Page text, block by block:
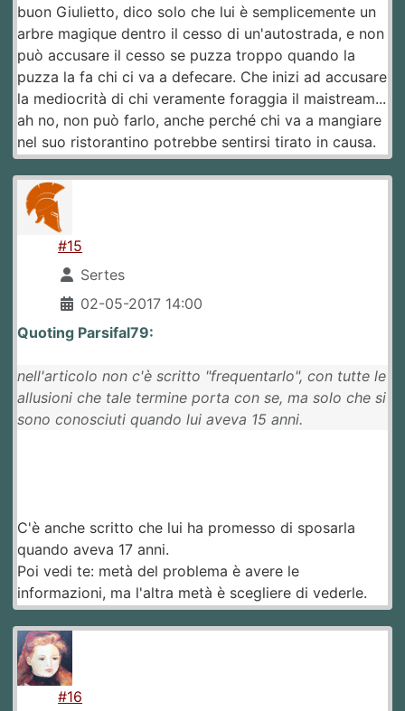
buon Giulietto, dico solo che lui è semplicemente un
arbre magique dentro il cesso di un'autostrada, e non
può accusare il cesso se puzza troppo quando la
puzza la fa chi ci va a defecare. Che inizi ad accusare
la mediocrità di chi veramente foraggia il maistream...
ah no, non può farlo, anche perché chi va a mangiare
nel suo ristorantino potrebbe sentirsi tirato in causa.
#15
Sertes
02-05-2017 14:00
Quoting Parsifal79:
nell'articolo non c'è scritto "frequentarlo", con tutte le
allusioni che tale termine porta con se, ma solo che si
sono conosciuti quando lui aveva 15 anni.
C'è anche scritto che lui ha promesso di sposarla
quando aveva 17 anni.
Poi vedi te: metà del problema è avere le
informazioni, ma l'altra metà è scegliere di vederle.
#16